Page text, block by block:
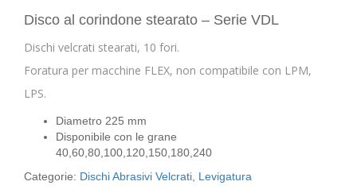
Disco al corindone stearato – Serie VDL
Dischi velcrati stearati, 10 fori.
Foratura per macchine FLEX, non compatibile con LPM,
LPS.
Diametro 225 mm
Disponibile con le grane
40,60,80,100,120,150,180,240
Categorie: Dischi Abrasivi Velcrati Levigatura